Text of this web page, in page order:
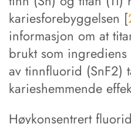
kariesforebyggelsen [
informasjon om at
brukt som
av tinnfluorid (SnF2)
karieshemmende
Høykonsentrert